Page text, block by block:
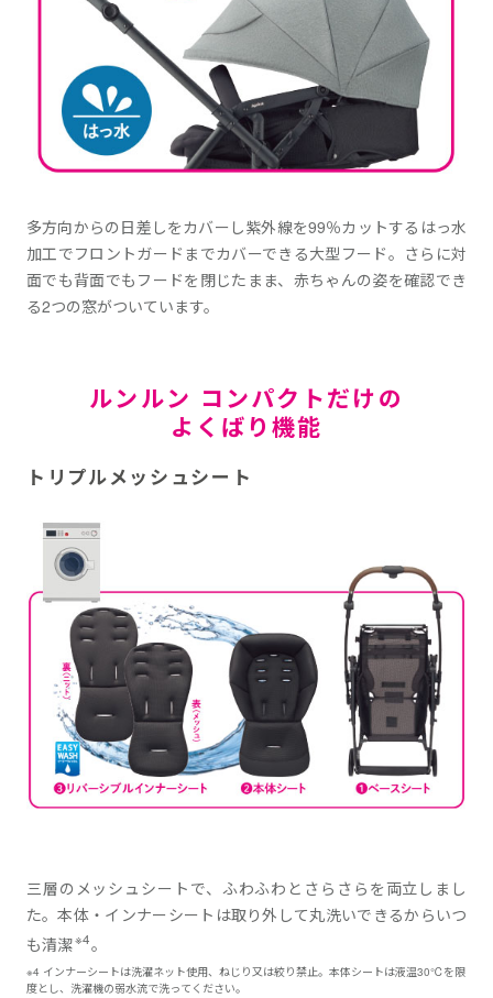
多方向からの日差しをカバーし紫外線を99％カットするはっ水
加工でフロントガードまでカバーできる大型フード。さらに対
面でも背面でもフードを閉じたまま、赤ちゃんの姿を確認でき
る2つの窓がついています。
ルンルン コンパクトだけの
よくばり機能
トリプルメッシュシート
三層のメッシュシートで、ふわふわとさらさらを両立しまし
た。本体・インナーシートは取り外して丸洗いできるからいつ
も清潔※4。
※4 インナーシートは洗濯ネット使用、ねじり又は絞り禁止。本体シートは液温30℃を限
度とし、洗濯機の弱水流で洗ってください。